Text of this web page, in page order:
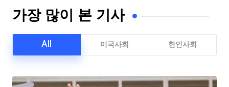
가장 많이 본 기사
All 미국사회 한인사회